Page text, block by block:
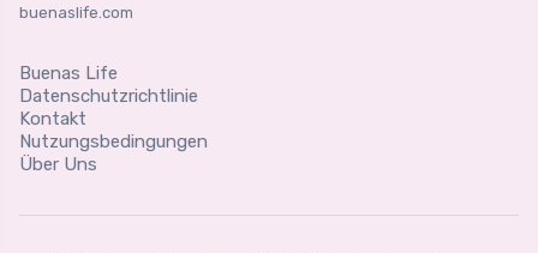
buenaslife.com
Buenas Life
Datenschutzrichtlinie
Kontakt
Nutzungsbedingungen
Über Uns